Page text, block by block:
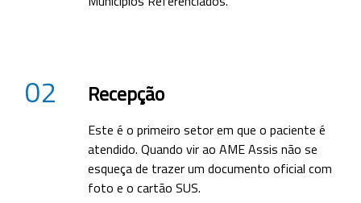
02 Recepção
Este é o primeiro setor em que o paciente é
atendido. Quando vir ao AME Assis não se
esqueça de trazer um documento oficial com
foto e o cartão SUS.